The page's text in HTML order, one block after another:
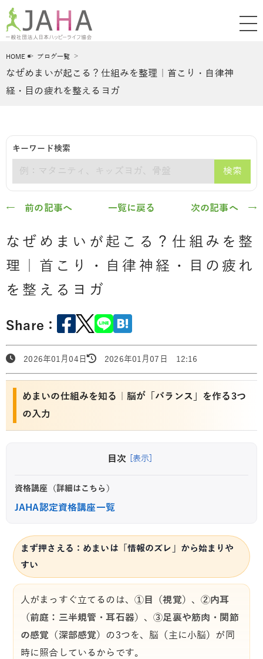
HOME ブログ一覧
なぜめまいが起こる？仕組みを整理｜首こり・自律神
経・目の疲れを整えるヨガ
キーワード検索
検索
← 前の記事へ 一覧に戻る 次の記事へ →
なぜめまいが起こる？仕組みを整
理｜首こり・自律神経・目の疲れ
を整えるヨガ
Share：
2026年01月04日 2026年01月07日 12:16
めまいの仕組みを知る｜脳が「バランス」を作る3つ
の入力
目次 [表示]
資格講座（詳細はこちら）
JAHA認定資格講座一覧
まず押さえる：めまいは「情報のズレ」から始まりや
すい
人がまっすぐ立てるのは、 ①目（視覚） 、②内耳
（前庭：三半規管・耳石器） 、③足裏や筋肉・関節
の感覚（深部感覚） の3つを、脳（主に小脳）が同
時に照合しているからです。